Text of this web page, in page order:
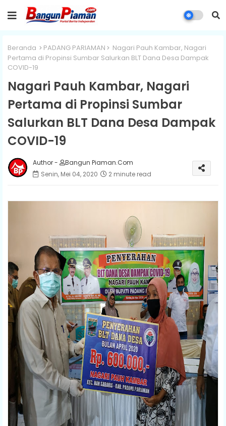
Beranda PADANG PARIAMAN
Nagari Pauh Kambar, Nagari
Pertama di Propinsi Sumbar Salurkan BLT Dana Desa Dampak
COVID-19
Nagari Pauh Kambar, Nagari
Pertama di Propinsi Sumbar
Salurkan BLT Dana Desa Dampak
COVID-19
Author -
Bangun Piaman.Com
Senin, Mei 04, 2020
2 minute read